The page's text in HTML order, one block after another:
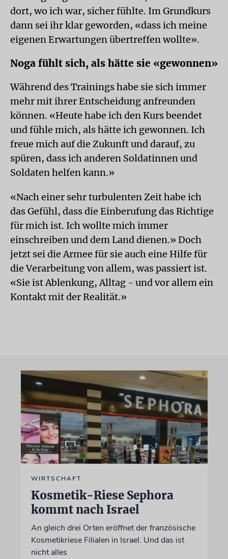
dort, wo ich war, sicher fühlte. Im Grundkurs
dann sei ihr klar geworden, «dass ich meine
eigenen Erwartungen übertreffen wollte».
Noga fühlt sich, als hätte sie «gewonnen»
Während des Trainings habe sie sich immer
mehr mit ihrer Entscheidung anfreunden
können. «Heute habe ich den Kurs beendet
und fühle mich, als hätte ich gewonnen. Ich
freue mich auf die Zukunft und darauf, zu
spüren, dass ich anderen Soldatinnen und
Soldaten helfen kann.»
«Nach einer sehr turbulenten Zeit habe ich
das Gefühl, dass die Einberufung das Richtige
für mich ist. Ich wollte mich immer
einschreiben und dem Land dienen.» Doch
jetzt sei die Armee für sie auch eine Hilfe für
die Verarbeitung von allem, was passiert ist.
«Sie ist Ablenkung, Alltag - und vor allem ein
Kontakt mit der Realität.»
WIRTSCHAFT
Kosmetik-Riese Sephora
kommt nach Israel
An gleich drei Orten eröffnet der französische
Kosmetikriese Filialen in Israel. Und das ist
nicht alles